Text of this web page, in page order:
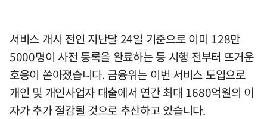
서비스 개시 전인 지난달 24일 기준으로 이미 128만
5000명이 사전 등록을 완료하는 등 시행 전부터 뜨거운
호응이 쏟아졌습니다. 금융위는 이번 서비스 도입으로
개인 및 개인사업자 대출에서 연간 최대 1680억원의 이
자가 추가 절감될 것으로 추산하고 있습니다.